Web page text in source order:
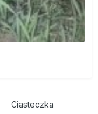
Ciasteczka